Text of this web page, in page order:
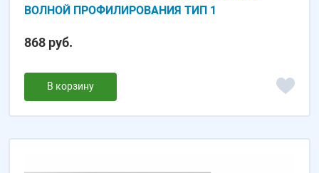
ВОЛНОЙ ПРОФИЛИРОВАНИЯ ТИП 1
868 руб.
В корзину